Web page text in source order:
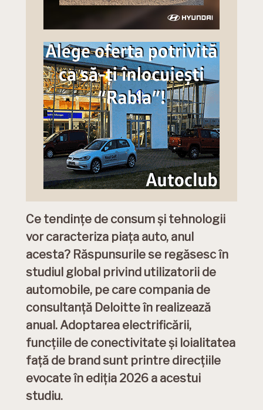
Ce tendințe de consum și tehnologii
vor caracteriza piața auto, anul
acesta? Răspunsurile se regăsesc în
studiul global privind utilizatorii de
automobile, pe care compania de
consultanță Deloitte în realizează
anual. Adoptarea electrificării,
funcțiile de conectivitate și loialitatea
față de brand sunt printre direcțiile
evocate în ediția 2026 a acestui
studiu.